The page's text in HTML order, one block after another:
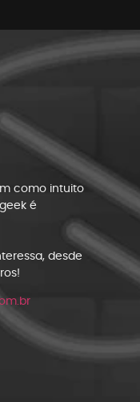
como intuito
é
desde